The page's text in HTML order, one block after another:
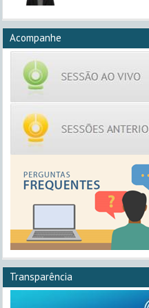
Acompanhe
Transparência